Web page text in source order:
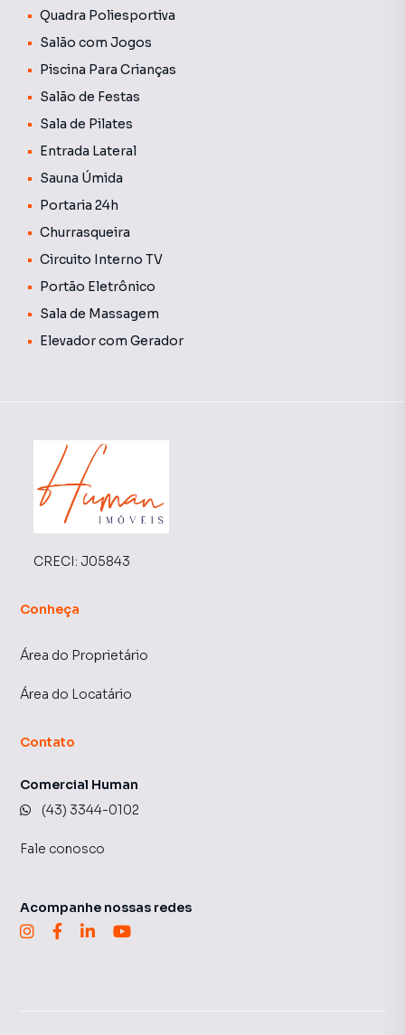
Quadra Poliesportiva
Salão com Jogos
Piscina Para Crianças
Salão de Festas
Sala de Pilates
Entrada Lateral
Sauna Úmida
Portaria 24h
Churrasqueira
Circuito Interno TV
Portão Eletrônico
Sala de Massagem
Elevador com Gerador
CRECI: J05843
Conheça
Área do Proprietário
Área do Locatário
Contato
Comercial Human
(43) 3344-0102
Fale conosco
Acompanhe nossas redes